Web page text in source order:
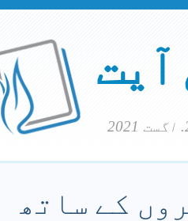
آیت
کے ساتھ